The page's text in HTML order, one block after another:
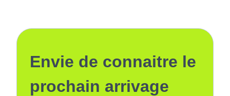
Envie de connaitre le
prochain arrivage